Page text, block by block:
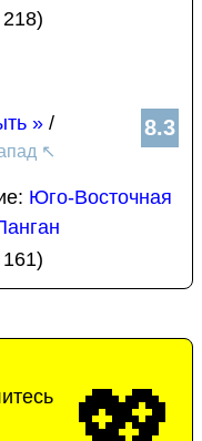
8.3
» /
↖
Юго-Восточная